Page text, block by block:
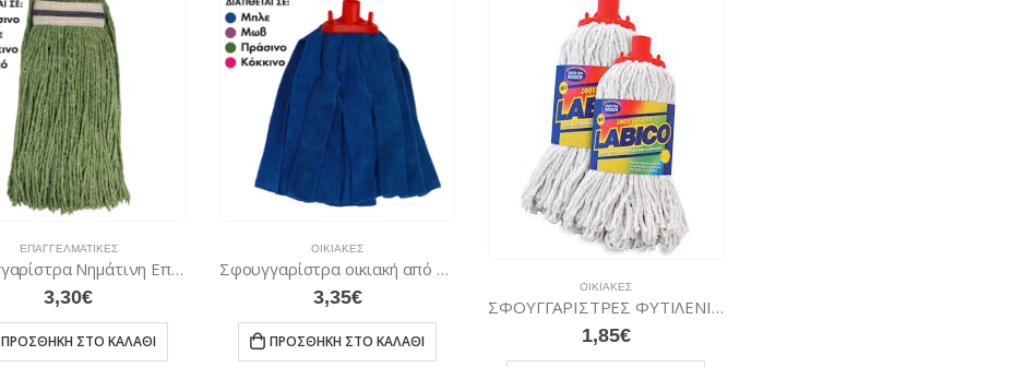
ΕΠΑΓΓΕΛΜΑΤΙΚΈΣ
Σφουγγαρίστρα Νημάτινη Επαγγελµατική 400 gr
3,30€
ΠΡΟΣΘΉΚΗ ΣΤΟ ΚΑΛΆΘΙ
ΟΙΚΙΑΚΈΣ
Σφουγγαρίστρα οικιακή από λωρίδες ενισχυµένης µκροφίµπρας 185 gr
3,35€
ΠΡΟΣΘΉΚΗ ΣΤΟ ΚΑΛΆΘΙ
ΟΙΚΙΑΚΈΣ
ΣΦΟΥΓΓΑΡΙΣΤΡΕΣ ΦΥΤΙΛΕΝΙΕΣ (ΝΗΜΑΤΙΝΕΣ) LABICO
1,85€